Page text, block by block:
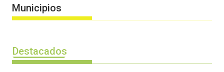
Municipios
Destacados